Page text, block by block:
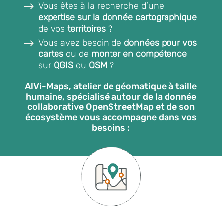
$ Vous êtes à la recherche d’une
expertise sur la donnée cartographique
de vos territoires?
$ Vous avez besoin de données pour vos
cartesou de monter en compétence
sur QGISou OSM ?
AlVi-Maps, atelier de géomatique à taille
humaine, spécialisé autour de la donnée
collaborative OpenStreetMap et de son
écosystème vous accompagne dans vos
besoins :